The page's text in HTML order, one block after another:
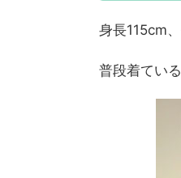
身長115cm
普段着てい